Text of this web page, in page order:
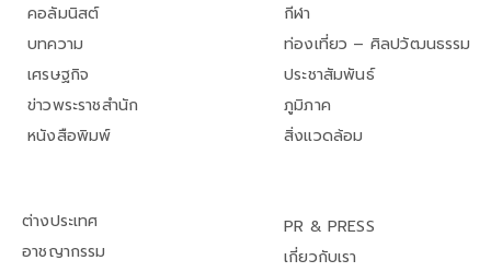
คอลัมนิสต์
บทความ
เศรษฐกิจ
ข่าวพระราชสำนัก
หนังสือพิมพ์
กีฬา
ท่องเที่ยว – ศิลปวัฒนธรรม
ประชาสัมพันธ์
ภูมิภาค
สิ่งแวดล้อม
ต่างประเทศ
อาชญากรรม
PR & PRESS
เกี่ยวกับเรา